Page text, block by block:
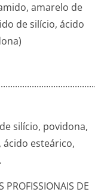
amarelo de
de silício, ácido
silício, povidona,
esteárico,
PROFISSIONAIS DE